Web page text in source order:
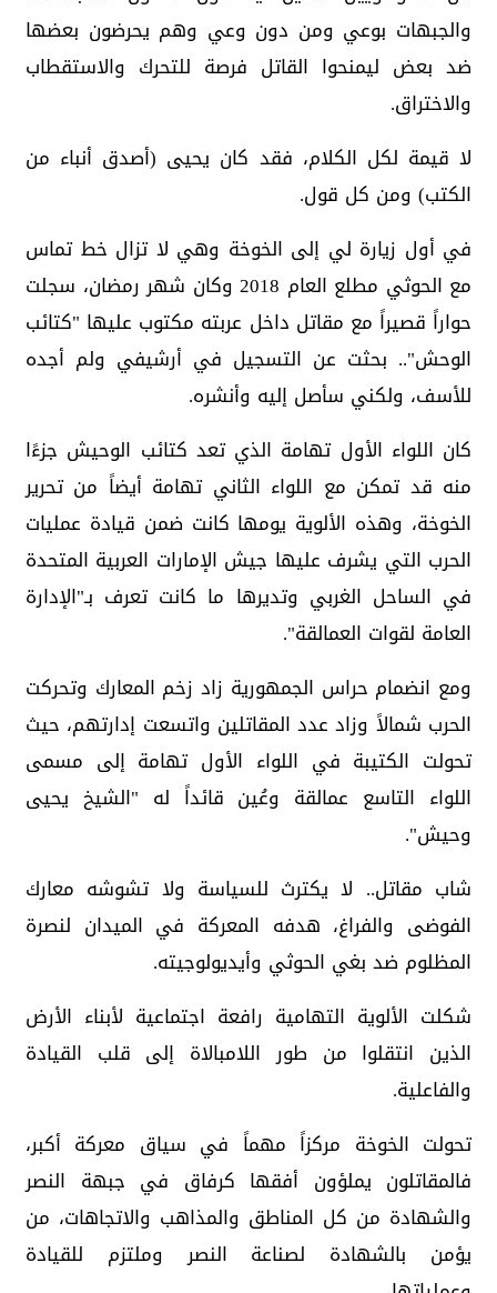
والجبهات بوعي ومن دون وعي وهم يحرضون بعضها
ضد بعض ليمنحوا القاتل فرصة للتحرك والاستقطاب
والاختراق.
لا قيمة لكل الكلام، فقد كان يحيى (أصدق أنباء من
الكتب) ومن كل قول.
في أول زيارة لي إلى الخوخة وهي لا تزال خط تماس
مع الحوثي مطلع العام 2018 وكان شهر رمضان، سجلت
حواراً قصيراً مع مقاتل داخل عربته مكتوب عليها "كتائب
الوحش".. بحثت عن التسجيل في أرشيفي ولم أجده
للأسف، ولكني سأصل إليه وأنشره.
كان اللواء الأول تهامة الذي تعد كتائب الوحيش جزءًا
منه قد تمكن مع اللواء الثاني تهامة أيضاً من تحرير
الخوخة، وهذه الألوية يومها كانت ضمن قيادة عمليات
الحرب التي يشرف عليها جيش الإمارات العربية المتحدة
في الساحل الغربي وتديرها ما كانت تعرف بـ"الإدارة
العامة لقوات العمالقة".
ومع انضمام حراس الجمهورية زاد زخم المعارك وتحركت
الحرب شمالاً وزاد عدد المقاتلين واتسعت إدارتهم، حيث
تحولت الكتيبة في اللواء الأول تهامة إلى مسمى
اللواء التاسع عمالقة وعُين قائداً له "الشيخ يحيى
وحيش".
شاب مقاتل.. لا يكترث للسياسة ولا تشوشه معارك
الفوضى والفراغ، هدفه المعركة في الميدان لنصرة
المظلوم ضد بغي الحوثي وأيديولوجيته.
شكلت الألوية التهامية رافعة اجتماعية لأبناء الأرض
الذين انتقلوا من طور اللامبالاة إلى قلب القيادة
والفاعلية.
تحولت الخوخة مركزاً مهماً في سياق معركة أكبر،
فالمقاتلون يملؤون أفقها كرفاق في جبهة النصر
والشهادة من كل المناطق والمذاهب والاتجاهات، من
يؤمن بالشهادة لصناعة النصر وملتزم للقيادة